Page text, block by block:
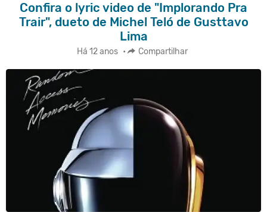
Confira o lyric video de "Implorando Pra
Trair", dueto de Michel Teló de Gusttavo
Lima
Há 12 anos • Compartilhar